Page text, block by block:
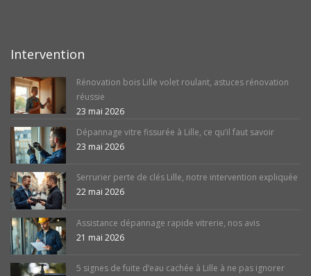
Intervention
Rénovation bois Lille volet roulant, astuces rénovation
réussie
23 mai 2026
Dépannage vitre fissurée à Lille, ce qu’il faut savoir
23 mai 2026
Serrurier perte de clés Lille, notre intervention expliquée
22 mai 2026
Assistance dépannage rapide vitrerie, nos avis
21 mai 2026
5 signes de fuite d’eau cachée à Lille à ne pas ignorer